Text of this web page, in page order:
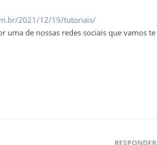
2021/12/19/tutoriais/
uma de nossas redes sociais que vamos te
RESPONDER